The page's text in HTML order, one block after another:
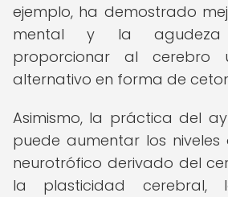
ejemplo, ha demostrado
mental y la
proporcionar al cerebro
alternativo en forma de
Asimismo, la práctica del
puede aumentar los niveles
neurotrófico derivado del
la plasticidad cerebral,